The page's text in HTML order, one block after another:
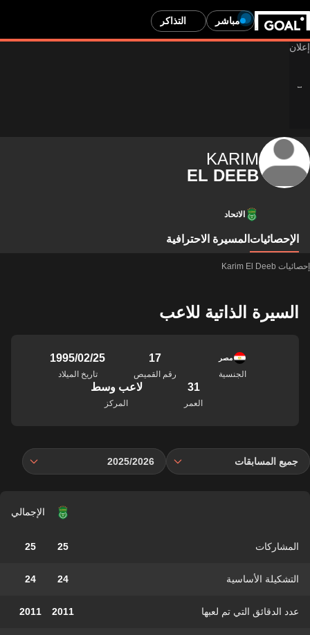
مباشر التذاكر
KARIM
EL DEEB
الاتحاد
الإحصائيات المسيرة الاحترافية
إحصائيات Karim El Deeb
السيرة الذاتية للاعب
مصر
الجنسية
17
رقم القميص
25‏/02‏/1995
تاريخ الميلاد
31
العمر
لاعب وسط
المركز
جميع المسابقات 2025/2026
الإجمالي
المشاركات 25
25
التشكيلة الأساسية 24
24
عدد الدقائق التي تم لعبها 2011
2011